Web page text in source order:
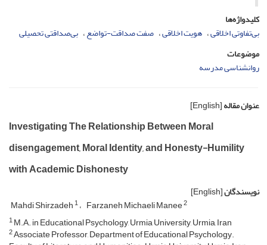
کلیدواژه‌ها
بی‌تفاوتی اخلاقی هویت اخلاقی صفت صداقت-تواضع بی‌صداقتی تحصیلی
موضوعات
روانشناسی مدرسه
عنوان مقاله[English]
Investigating The Relationship Between Moral
disengagement, Moral Identity, and Honesty-Humility
with Academic Dishonesty
نویسندگان[English]
Mahdi Shirzadeh1 Farzaneh Michaeli Manee2
1M.A. in Educational Psychology, Urmia University, Urmia, Iran
2Associate Professor, Department of Educational Psychology.